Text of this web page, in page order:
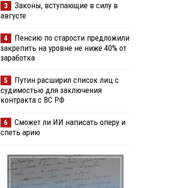
3
Законы, вступающие в силу в
августе
4
Пенсию по старости предложили
закрепить на уровне не ниже 40% от
заработка
5
Путин расширил список лиц с
судимостью для заключения
контракта с ВС РФ
6
Сможет ли ИИ написать оперу и
спеть арию